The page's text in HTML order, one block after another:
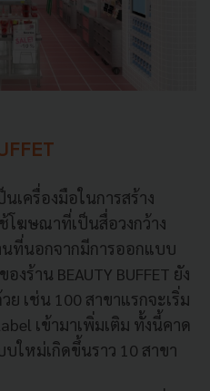
เครื่องมือในการสร้าง
โฆษณาที่เป็นสื่อวงกว้าง
ที่นอกจากมีการออกแบบ
ร้าน BEAUTY BUFFET ยัง
เช่น 100 สาขาแรกจะเริ่ม
เข้ามาเพิ่มเติม ทั้งนี้คาด
ใหม่เกิดขึ้นราว 10 สาขา